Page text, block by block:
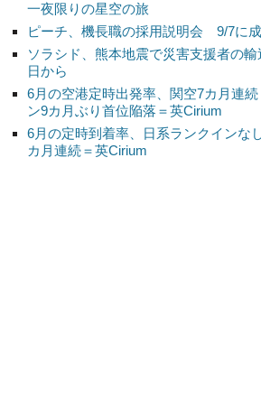
一夜限りの星空の旅
ピーチ、機長職の採用説明会 9/7に
ソラシド、熊本地震で災害支援者の
日から
6月の空港定時出発率、関空7カ月連
ン9カ月ぶり首位陥落＝英Cirium
6月の定時到着率、日系ランクイン
カ月連続＝英Cirium